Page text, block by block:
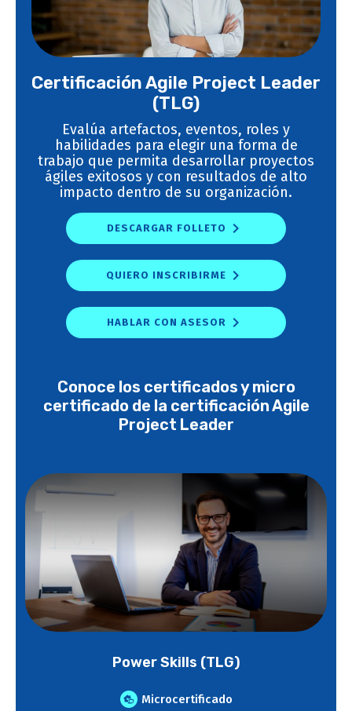
Certificación Agile Project Leader
(TLG)
Evalúa artefactos, eventos, roles y
habilidades para elegir una forma de
trabajo que permita desarrollar proyectos
ágiles exitosos y con resultados de alto
impacto dentro de su organización.
DESCARGAR FOLLETO
QUIERO INSCRIBIRME
HABLAR CON ASESOR
Conoce los certificados y micro
certificado de la certificación Agile
Project Leader
Power Skills (TLG)
Microcertificado